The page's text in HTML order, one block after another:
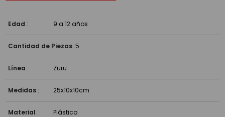
¿A partir de qué edad es?
Edad : 9 a 12 años
Cantidad de Piezas :5
Línea : Zuru
Medidas : 25x10x10cm
Material : Plástico